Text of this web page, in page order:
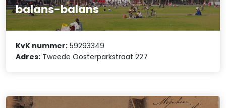
balans-balans
KvK nummer: 59293349
Adres: Tweede Oosterparkstraat 227